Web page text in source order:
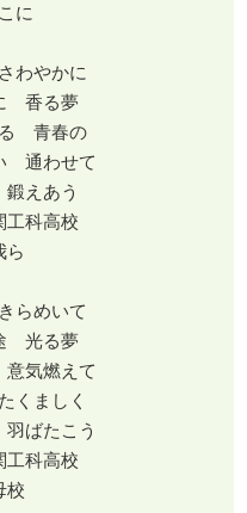
に
やかに
香る夢
青春の
通わせて
えあう
科高校
めいて
光る夢
気燃えて
ましく
ばたこう
科高校
校